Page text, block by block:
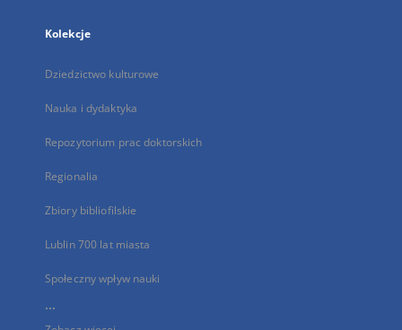
Kolekcje
Dziedzictwo kulturowe
Nauka i dydaktyka
Repozytorium prac doktorskich
Regionalia
Zbiory bibliofilskie
Lublin 700 lat miasta
Społeczny wpływ nauki
...